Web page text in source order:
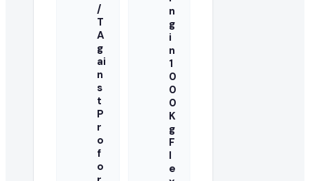
当然可以。EximNext 是全球 B2B 市场,我们鼓励任何有能力
这个 RFQ 需要多快回复?
活跃的采购需求具有时效性。我们建议尽快提交您的 used
是否需要提供产品样品?
批量进口 used oil 的买家通常在敲定大合同前会要求样品。
/
T
A
g
ai
n
s
t
P
r
o
f
o
n
g
i
n
1
0
0
0
K
g
F
l
e